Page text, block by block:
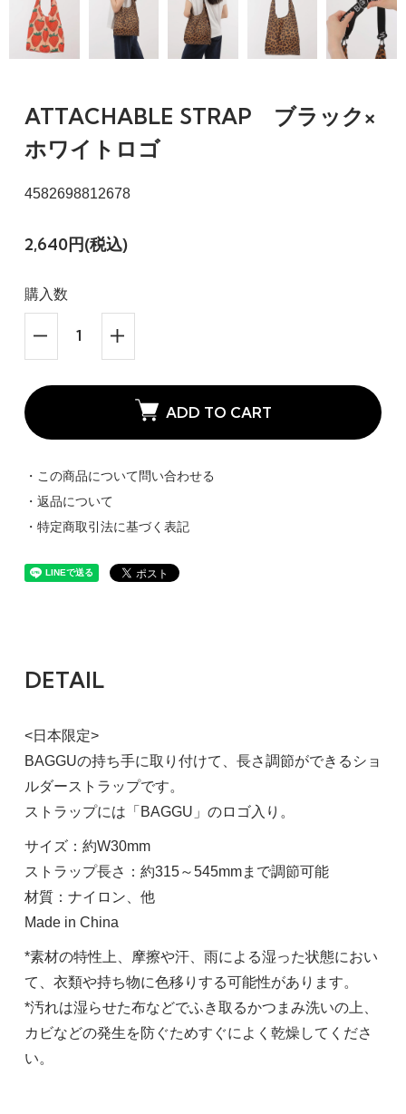
ATTACHABLE STRAP ブラック×
ホワイトロゴ
4582698812678
2,640円(税込)
購入数
ADD TO CART
・この商品について問い合わせる
・返品について
・特定商取引法に基づく表記
DETAIL
<日本限定>
BAGGUの持ち手に取り付けて、長さ調節ができるショ
ルダーストラップです。
ストラップには「BAGGU」のロゴ入り。
サイズ：約W30mm
ストラップ長さ：約315～545mmまで調節可能
材質：ナイロン、他
Made in China
*素材の特性上、摩擦や汗、雨による湿った状態におい
て、衣類や持ち物に色移りする可能性があります。
*汚れは湿らせた布などでふき取るかつまみ洗いの上、
カビなどの発生を防ぐためすぐによく乾燥してくださ
い。